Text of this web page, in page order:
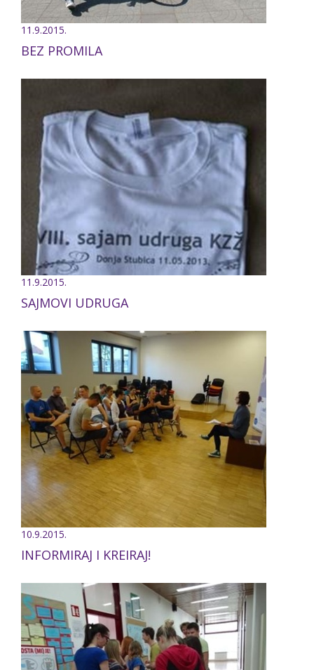
11.9.2015.
BEZ PROMILA
11.9.2015.
SAJMOVI UDRUGA
10.9.2015.
INFORMIRAJ I KREIRAJ!